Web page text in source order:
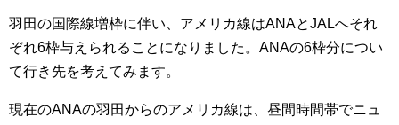
羽田の国際線増枠に伴い、アメリカ線はANAとJALへそれ
ぞれ6枠与えられることになりました。ANAの6枠分につい
て行き先を考えてみます。
現在のANAの羽田からのアメリカ線は、昼間時間帯でニュ